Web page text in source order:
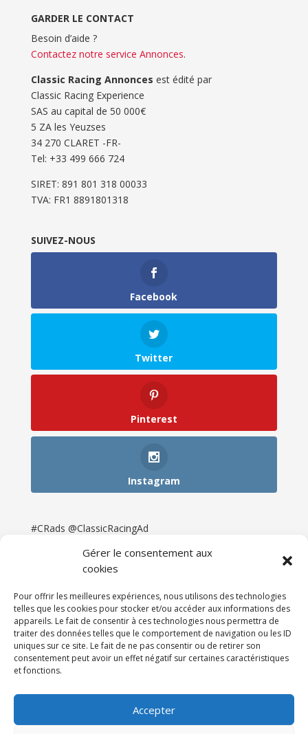
Gérer le consentement aux
cookies
Pour offrir les meilleures expériences, nous utilisons des technologies
telles que les cookies pour stocker et/ou accéder aux informations des
appareils. Le fait de consentir à ces technologies nous permettra de
traiter des données telles que le comportement de navigation ou les ID
uniques sur ce site. Le fait de ne pas consentir ou de retirer son
consentement peut avoir un effet négatif sur certaines caractéristiques
et fonctions.
Accepter
GARDER LE CONTACT
Besoin d’aide ?
Contactez notre service Annonces.
Classic Racing Annonces est édité par
Classic Racing Experience
SAS au capital de 50 000€
5 ZA les Yeuzses
34 270 CLARET -FR-
Tel: ‭+33 499 666 724‬
SIRET: 891 801 318 00033
TVA: FR1 8891801318
SUIVEZ-NOUS
Facebook
Twitter
Pinterest
Instagram
#CRads @ClassicRacingAd
Newsletter & Presse
Partenaires
Tarifs
Espace Client